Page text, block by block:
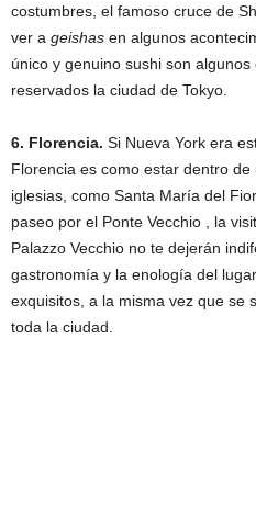
costumbres, el famoso cruce de
ver a geishas en algunos
único y genuino sushi son
reservados la ciudad de Tokyo.
6. Florencia. Si Nueva York era
Florencia es como estar dentro
iglesias, como Santa María del
paseo por el Ponte Vecchio , la
Palazzo Vecchio no te dejerán
gastronomía y la enología del
exquisitos, a la misma vez que se
toda la ciudad.